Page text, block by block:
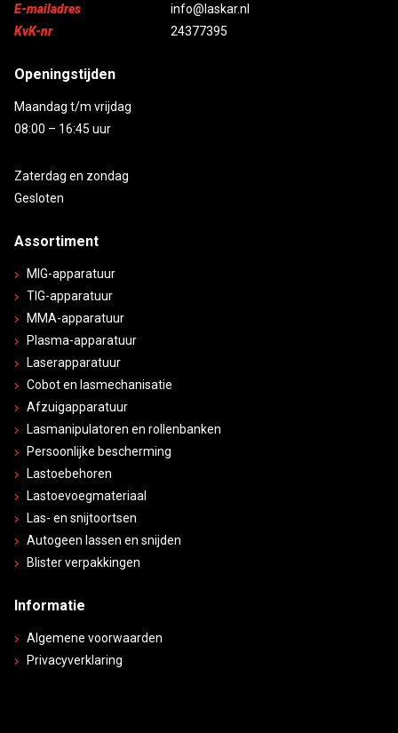
E-mailadres
info@laskar.nl
KvK-nr
24377395
Openingstijden
Maandag t/m vrijdag
08:00 – 16:45 uur
Zaterdag en zondag
Gesloten
Assortiment
MIG-apparatuur
TIG-apparatuur
MMA-apparatuur
Plasma-apparatuur
Laserapparatuur
Cobot en lasmechanisatie
Afzuigapparatuur
Lasmanipulatoren en rollenbanken
Persoonlijke bescherming
Lastoebehoren
Lastoevoegmateriaal
Las- en snijtoortsen
Autogeen lassen en snijden
Blister verpakkingen
Informatie
Algemene voorwaarden
Privacyverklaring